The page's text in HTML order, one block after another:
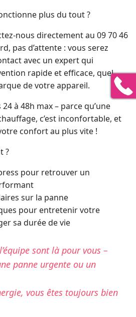
plus du tout ?
nous directement au 09 70 46
pas d’attente : vous serez
avec un expert qui
rapide et efficace, quel
de votre appareil.
à 48h max – parce qu’une
c’est inconfortable, et
confort au plus vite !
?
pour retrouver un
sur la panne
pour entretenir votre
sa durée de vie
sont là pour vous –
panne urgente ou un
vous êtes toujours bien